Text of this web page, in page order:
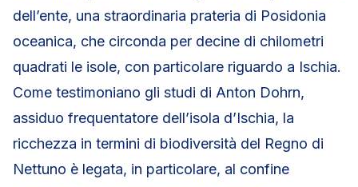
dell’ente, una straordinaria prateria di Posidonia
oceanica, che circonda per decine di chilometri
quadrati le isole, con particolare riguardo a Ischia.
Come testimoniano gli studi di Anton Dohrn,
assiduo frequentatore dell’isola d’Ischia, la
ricchezza in termini di biodiversità del Regno di
Nettuno è legata, in particolare, al confine